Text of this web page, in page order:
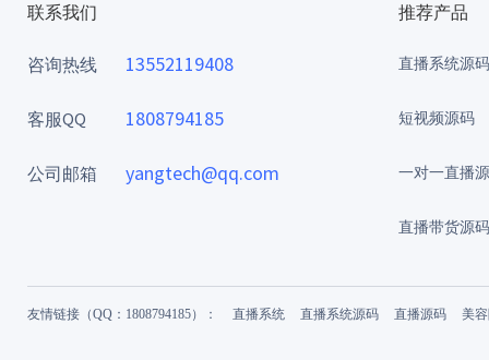
联系我们
咨询热线 13552119408
客服QQ 1808794185
公司邮箱 yangtech@qq.com
推荐产品
直播系统源码
短视频源码
一对一直播
直播带货源码
友情链接（QQ：1808794185）： 直播系统 直播系统源码 直播源码 美